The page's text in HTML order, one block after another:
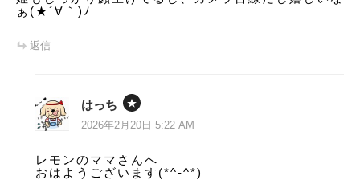
ぁ(★´∀｀)ﾉ
返信
はっち
2026年2月20日 5:22 AM
レモンのママさんへ
おはようございます(*^-^*)